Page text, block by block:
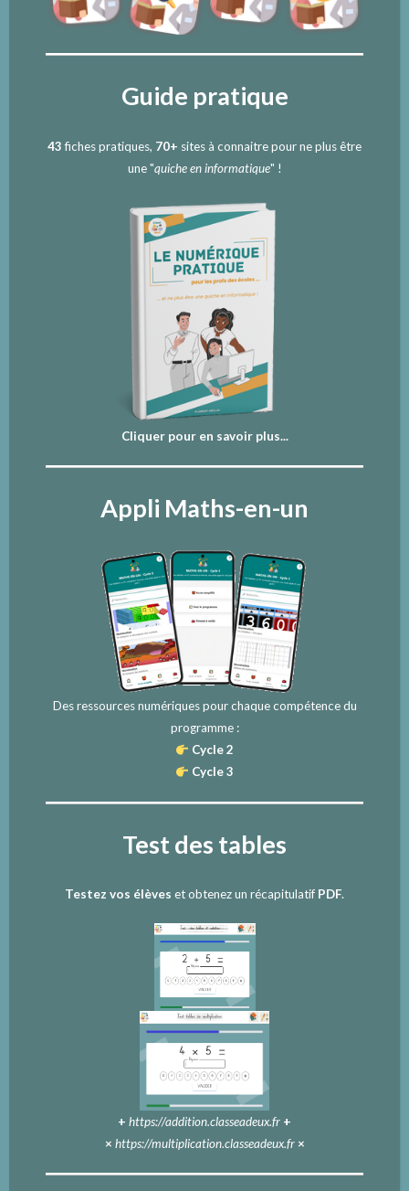
Guide pratique
43fiches pratiques, 70+ sites à connaitre pour ne plus être
une "quiche en informatique" !
Cliquer pour en savoir plus...
Appli Maths-en-un
Des ressources numériques pour chaque compétence du
programme :
Cycle 2
Cycle 3
Test des tables
Testez vos élèves et obtenez un récapitulatif PDF.
+ https://addition.classeadeux.fr +
× https://multiplication.classeadeux.fr×